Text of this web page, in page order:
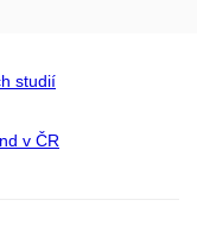
studií
v ČR